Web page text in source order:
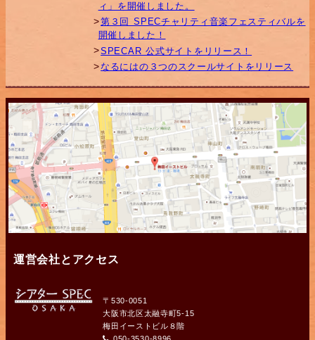
ィ」を開催しました。
第３回 SPECチャリティ音楽フェスティバルを
開催しました！
SPECAR 公式サイトをリリース！
なるにはの３つのスクールサイトをリリース
運営会社とアクセス
〒530-0051
大阪市北区太融寺町5-15
梅田イーストビル８階